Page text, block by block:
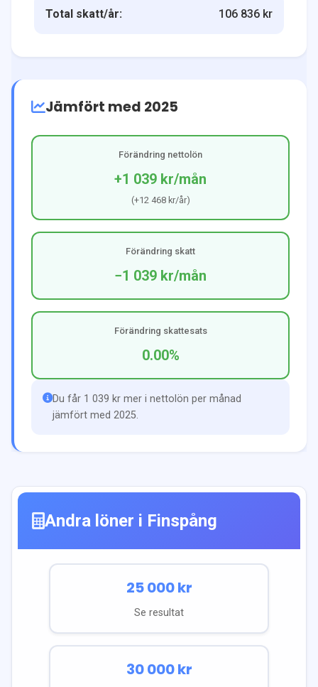
Total skatt/år: 106 836 kr
Jämfört med 2025
Förändring nettolön
+1 039 kr/mån
(+12 468 kr/år)
Förändring skatt
−1 039 kr/mån
Förändring skattesats
0.00%
Du får 1 039 kr mer i nettolön per månad
jämfört med 2025.
Andra löner i Finspång
25 000kr
Se resultat
30 000kr